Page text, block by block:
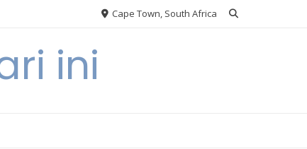
Cape Town, South Africa
ini